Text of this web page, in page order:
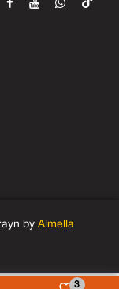
3
by Almella